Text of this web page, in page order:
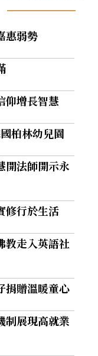
惠弱勢
增長智慧
柏林幼兒園
法師開示永
修行於生活
走入英語社
贈溫暖童心
展現高就業